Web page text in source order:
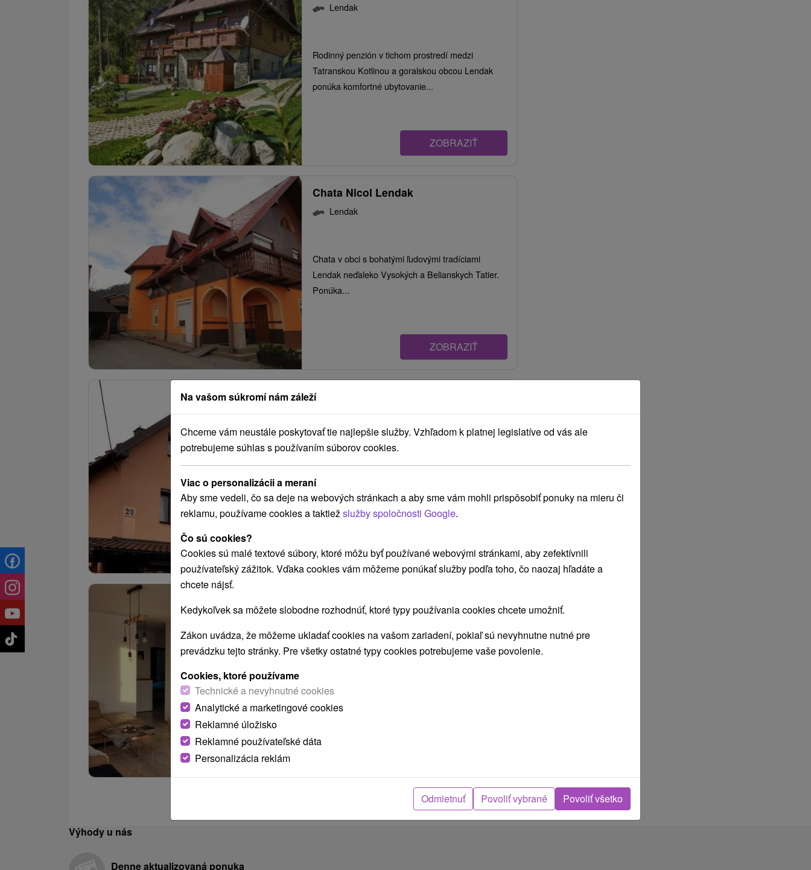
Lendak
Rodinný penzión v tichom prostredí medzi
Tatranskou Kotlinou a goralskou obcou Lendak
ponúka komfortné ubytovanie...
ZOBRAZIŤ
Chata Nicol Lendak
Lendak
Chata v obci s bohatými ľudovými tradíciami
Lendak neďaleko Vysokých a Belianskych Tatier.
Ponúka...
ZOBRAZIŤ
Apartmán Grich Lendak
Lendak
Ubytovanie v podkroví rodinného domu, v
podtatranskej obci Lendak, so samostatným
vchodom. K dispozícii sú tri...
ZOBRAZIŤ
dvoma spálňami,...
Výhody u nás
Denne aktualizovaná ponuka
Na vašom súkromí nám záleží
Chceme vám neustále poskytovať tie najlepšie služby. Vzhľadom k platnej legislatíve od vás ale
potrebujeme súhlas s používaním súborov cookies.
Viac o personalizácii a meraní
Aby sme vedeli, čo sa deje na webových stránkach a aby sme vám mohli prispôsobiť ponuky na mieru či
reklamu, používame cookies a taktiež služby spoločnosti Google.
Čo sú cookies?
Cookies sú malé textové súbory, ktoré môžu byť používané webovými stránkami, aby zefektívnili
používateľský zážitok. Vďaka cookies vám môžeme ponúkať služby podľa toho, čo naozaj hľadáte a
chcete nájsť.
Kedykoľvek sa môžete slobodne rozhodnúť, ktoré typy používania cookies chcete umožniť.
Zákon uvádza, že môžeme ukladať cookies na vašom zariadení, pokiaľ sú nevyhnutne nutné pre
prevádzku tejto stránky. Pre všetky ostatné typy cookies potrebujeme vaše povolenie.
Cookies, ktoré používame
Technické a nevyhnutné cookies
Analytické a marketingové cookies
Reklamné úložisko
Reklamné používateľské dáta
Personalizácia reklám
Odmietnuť Povoliť vybrané Povoliť všetko